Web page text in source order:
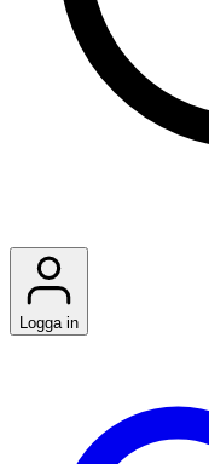
Logga in